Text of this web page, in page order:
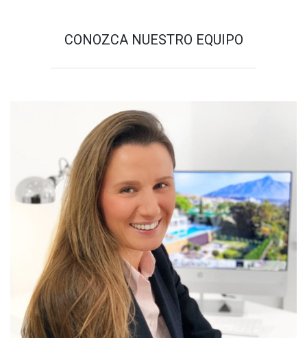
CONOZCA NUESTRO EQUIPO